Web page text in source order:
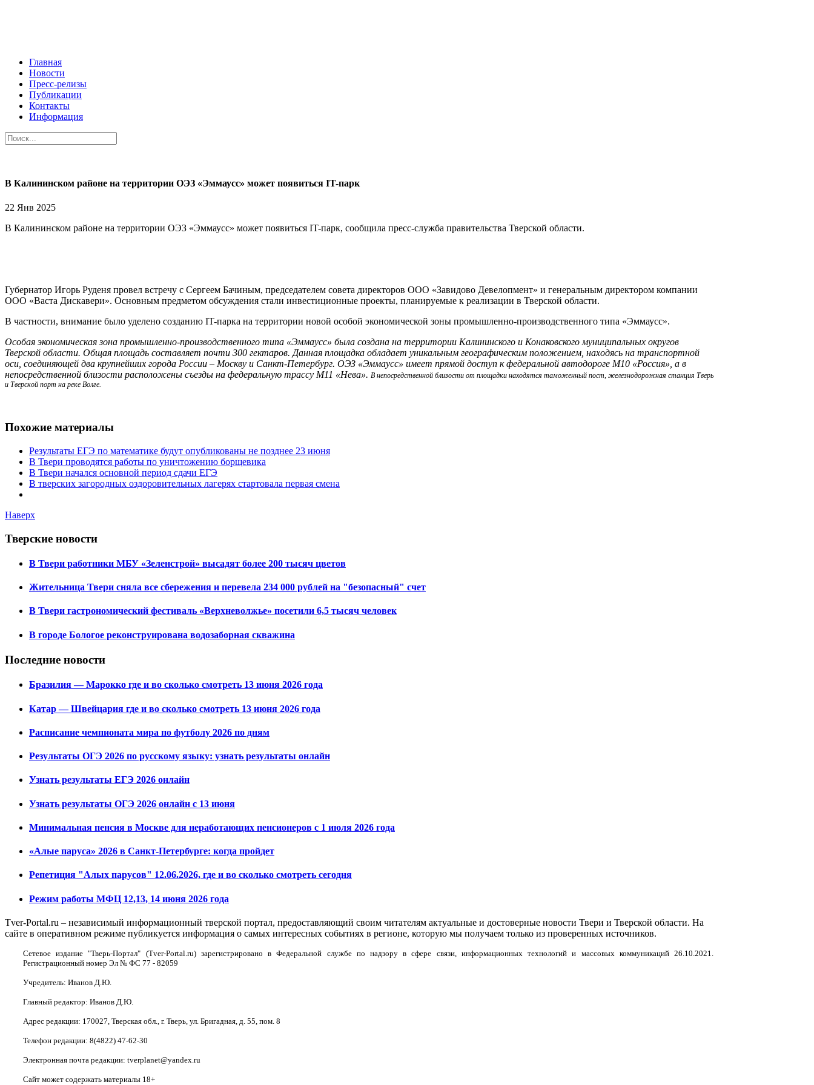
Главная
Новости
Пресс-релизы
Публикации
Контакты
Информация
В Калининском районе на территории ОЭЗ «Эммаусс» может появиться IT-парк
22 Янв 2025
В Калининском районе на территории ОЭЗ «Эммаусс» может появиться IT-парк, сообщила пресс-служба правительства Тверской области.
Губернатор Игорь Руденя провел встречу с Сергеем Бачиным, председателем совета директоров ООО «Завидово Девелопмент» и генеральным директором компании
ООО «Васта Дискавери». Основным предметом обсуждения стали инвестиционные проекты, планируемые к реализации в Тверской области.
В частности, внимание было уделено созданию IT-парка на территории новой особой экономической зоны промышленно-производственного типа «Эммаусс».
Особая экономическая зона промышленно-производственного типа «Эммаусс» была создана на территории Калининского и Конаковского муниципальных округов
Тверской области. Общая площадь составляет почти 300 гектаров. Данная площадка обладает уникальным географическим положением, находясь на транспортной
оси, соединяющей два крупнейших города России – Москву и Санкт-Петербург. ОЭЗ «Эммаусс» имеет прямой доступ к федеральной автодороге М10 «Россия», а в
непосредственной близости расположены съезды на федеральную трассу М11 «Нева». В непосредственной близости от площадки находятся таможенный пост, железнодорожная станция Тверь
и Тверской порт на реке Волге.
Похожие материалы
Результаты ЕГЭ по математике будут опубликованы не позднее 23 июня
В Твери проводятся работы по уничтожению борщевика
В Твери начался основной период сдачи ЕГЭ
В тверских загородных оздоровительных лагерях стартовала первая смена
Наверх
Тверские новости
В Твери работники МБУ «Зеленстрой» высадят более 200 тысяч цветов
Жительница Твери сняла все сбережения и перевела 234 000 рублей на "безопасный" счет
В Твери гастрономический фестиваль «Верхневолжье» посетили 6,5 тысяч человек
В городе Бологое реконструирована водозаборная скважина
Последние новости
Бразилия — Марокко где и во сколько смотреть 13 июня 2026 года
Катар — Швейцария где и во сколько смотреть 13 июня 2026 года
Расписание чемпионата мира по футболу 2026 по дням
Результаты ОГЭ 2026 по русскому языку: узнать результаты онлайн
Узнать результаты ЕГЭ 2026 онлайн
Узнать результаты ОГЭ 2026 онлайн с 13 июня
Минимальная пенсия в Москве для неработающих пенсионеров с 1 июля 2026 года
«Алые паруса» 2026 в Санкт-Петербурге: когда пройдет
Репетиция "Алых парусов" 12.06.2026, где и во сколько смотреть сегодня
Режим работы МФЦ 12,13, 14 июня 2026 года
Tver-Portal.ru – независимый информационный тверской портал, предоставляющий своим читателям актуальные и достоверные новости Твери и Тверской области. На
сайте в оперативном режиме публикуется информация о самых интересных событиях в регионе, которую мы получаем только из проверенных источников.
Сетевое издание "Тверь-Портал" (Tver-Portal.ru) зарегистрировано в Федеральной службе по надзору в сфере связи, информационных технологий и массовых коммуникаций 26.10.2021.
Регистрационный номер Эл № ФС 77 - 82059
Учредитель: Иванов Д.Ю.
Главный редактор: Иванов Д.Ю.
Адрес редакции: 170027, Тверская обл., г. Тверь, ул. Бригадная, д. 55, пом. 8
Телефон редакции: 8(4822) 47-62-30
Электронная почта редакции: tverplanet@yandex.ru
Сайт может содержать материалы 18+